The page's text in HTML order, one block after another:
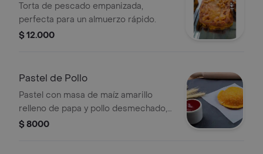
Torta de pescado empanizada,
perfecta para un almuerzo rápido.
$ 12.000
Pastel de Pollo
Pastel con masa de maíz amarillo
relleno de papa y pollo desmechado,
acompañada de ají de la casa.
$ 8000